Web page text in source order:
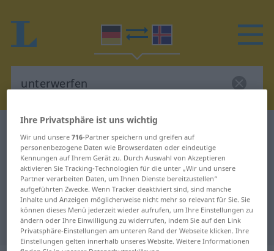
Deutsch-Isländisch Übersetzung
für "unterwerfen"
"unterwerfen" Isländisch
Übersetzung
Ihre Privatsphäre ist uns wichtig
Wir und unsere716-Partner speichern und greifen auf
personenbezogene Daten wie Browserdaten oder eindeutige
Kennungen auf Ihrem Gerät zu. Durch Auswahl von Akzeptieren
aktivieren Sie Tracking-Technologien für die unter „Wir und unsere
Partner verarbeiten Daten, um Ihnen Dienste bereitzustellen“
aufgeführten Zwecke. Wenn Tracker deaktiviert sind, sind manche
Inhalte und Anzeigen möglicherweise nicht mehr so relevant für Sie. Sie
können dieses Menü jederzeit wieder aufrufen, um Ihre Einstellungen zu
ändern oder Ihre Einwilligung zu widerrufen, indem Sie auf den Link
Privatsphäre-Einstellungen am unteren Rand der Webseite klicken. Ihre
Einstellungen gelten innerhalb unseres Website. Weitere Informationen